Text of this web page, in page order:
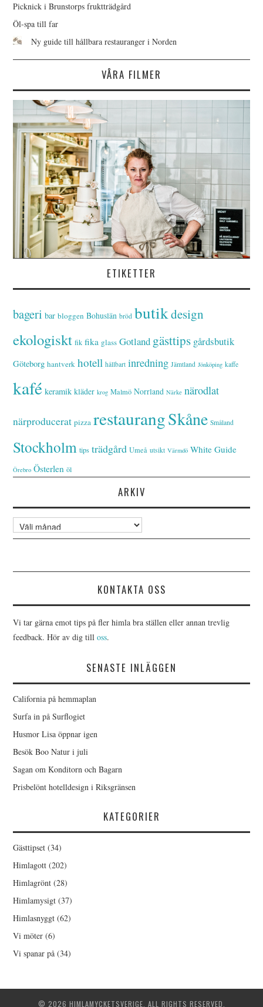
Picknick i Brunstorps fruktträdgård
Öl-spa till far
Ny guide till hållbara restauranger i Norden
VÅRA FILMER
ETIKETTER
bageri bar bloggen Bohuslän bröd butikdesign
ekologiskt fik fika glass Gotland gästtips gårdsbutik
Göteborg hantverk hotell hållbart inredning Jämtland Jönköping kaffe
kafé keramik kläder krog Malmö Norrland Närke närodlat
närproducerat pizza restaurangSkåne Småland
Stockholm tips trädgård Umeå utsikt Värmdö White Guide
Örebro Österlen öl
ARKIV
Arkiv
KONTAKTA OSS
Vi tar gärna emot tips på fler himla bra ställen eller annan trevlig
feedback. Hör av dig tilloss.
SENASTE INLÄGGEN
California på hemmaplan
Surfa in på Surflogiet
Husmor Lisa öppnar igen
Besök Boo Natur i juli
Sagan om Konditorn och Bagarn
Prisbelönt hotelldesign i Riksgränsen
KATEGORIER
Gästtipset (34)
Himlagott (202)
Himlagrönt (28)
Himlamysigt (37)
Himlasnyggt (62)
Vi möter (6)
Vi spanar på (34)
© 2026 HIMLAMYCKETSVERIGE. ALL RIGHTS RESERVED.